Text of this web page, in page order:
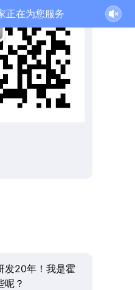
正在为您服务
发20年！我是霍
呢？